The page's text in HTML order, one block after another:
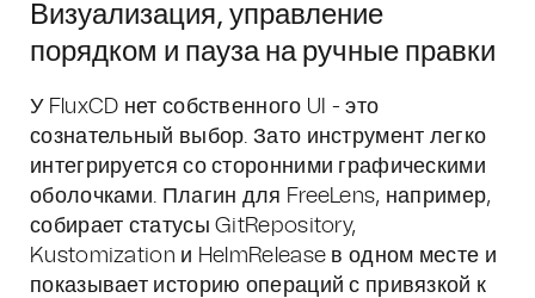
Визуализация, управление
порядком и пауза на ручные правки
У FluxCD нет собственного UI - это
сознательный выбор. Зато инструмент легко
интегрируется со сторонними графическими
оболочками. Плагин для FreeLens, например,
собирает статусы GitRepository,
Kustomization и HelmRelease в одном месте и
показывает историю операций с привязкой к